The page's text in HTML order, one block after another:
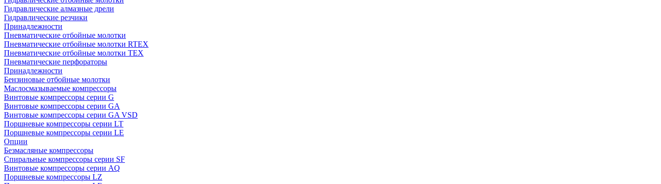
Гидравлические алмазные дрели
Гидравлические резчики
Принадлежности
Пневматические отбойные молотки
Пневматические отбойные молотки RTEX
Пневматические отбойные молотки TEX
Пневматические перфораторы
Принадлежности
Бензиновые отбойные молотки
Маслосмазываемые компрессоры
Винтовые компрессоры серии G
Винтовые компрессоры cерии GA
Винтовые компрессоры cерии GA VSD
Поршневые компрессоры серии LT
Поршневые компрессоры серии LE
Опции
Безмасляные компрессоры
Спиральные компрессоры серии SF
Винтовые компрессоры серии AQ
Поршневые компрессоры LZ